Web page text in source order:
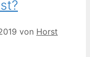
von Horst